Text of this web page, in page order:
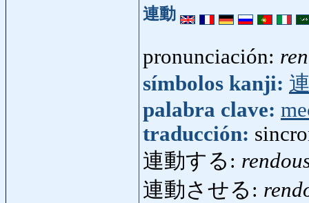
連動
pronunciación:
símbolos kanji:
palabra clave:
traducción:
連動する:
連動させる: